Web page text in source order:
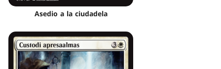
Asedio a la ciudadela